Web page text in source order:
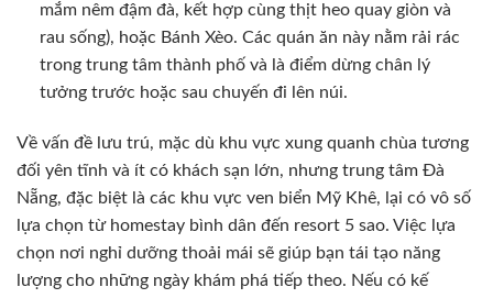
mắm nêm đậm đà, kết hợp cùng thịt heo quay giòn và
rau sống), hoặc Bánh Xèo. Các quán ăn này nằm rải rác
trong trung tâm thành phố và là điểm dừng chân lý
tưởng trước hoặc sau chuyến đi lên núi.
Về vấn đề lưu trú, mặc dù khu vực xung quanh chùa tương
đối yên tĩnh và ít có khách sạn lớn, nhưng trung tâm Đà
Nẵng, đặc biệt là các khu vực ven biển Mỹ Khê, lại có vô số
lựa chọn từ homestay bình dân đến resort 5 sao. Việc lựa
chọn nơi nghỉ dưỡng thoải mái sẽ giúp bạn tái tạo năng
lượng cho những ngày khám phá tiếp theo. Nếu có kế